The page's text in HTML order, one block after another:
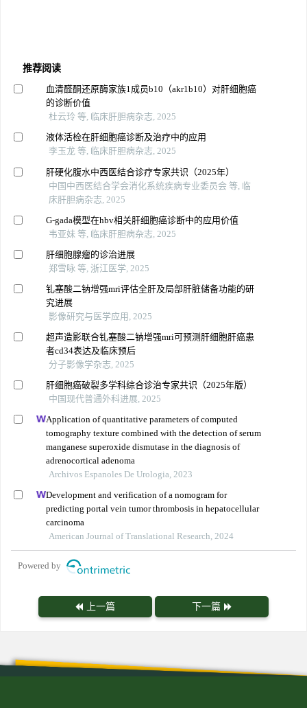
推荐阅读
血清醛酮还原酶家族1成员b10（akr1b10）对肝细胞癌
的诊断价值
杜云玲 等, 临床肝胆病杂志, 2025
液体活检在肝细胞癌诊断及治疗中的应用
李玉龙 等, 临床肝胆病杂志, 2025
肝硬化腹水中西医结合诊疗专家共识（2025年）
中国中西医结合学会消化系统疾病专业委员会 等, 临
床肝胆病杂志, 2025
G-gada模型在hbv相关肝细胞癌诊断中的应用价值
韦亚妹 等, 临床肝胆病杂志, 2025
肝细胞腺瘤的诊治进展
郑雪咏 等, 浙江医学, 2025
钆塞酸二钠增强mri评估全肝及局部肝脏储备功能的研
究进展
影像研究与医学应用, 2025
超声造影联合钆塞酸二钠增强mri可预测肝细胞肝癌患
者cd34表达及临床预后
分子影像学杂志, 2025
肝细胞癌破裂多学科综合诊治专家共识（2025年版）
中国现代普通外科进展, 2025
Application of quantitative parameters of computed
tomography texture combined with the detection of serum
manganese superoxide dismutase in the diagnosis of
adrenocortical adenoma
Archivos Espanoles De Urologia, 2023
Development and verification of a nomogram for
predicting portal vein tumor thrombosis in hepatocellular
carcinoma
American Journal of Translational Research, 2024
Powered by
上一篇 下一篇